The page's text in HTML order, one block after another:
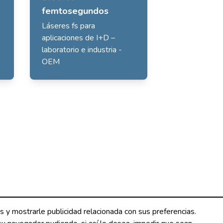
femtosegundos
Láseres fs para
aplicaciones de I+D –
laboratorio e industria -
OEM
mostrarle publicidad relacionada con sus preferencias.